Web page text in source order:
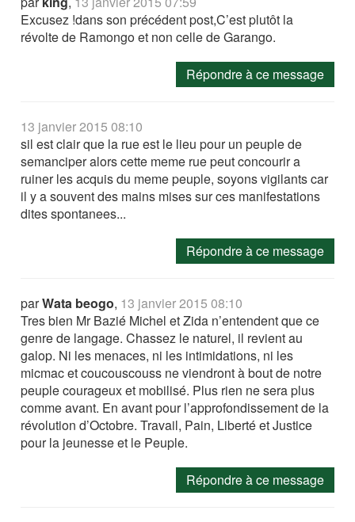
Excusez !dans son précédent post,C’est plutôt la
révolte de Ramongo et non celle de Garango.
Répondre à ce message
13 janvier 2015 08:10
sil est clair que la rue est le lieu pour un peuple de
semanciper alors cette meme rue peut concourir a
ruiner les acquis du meme peuple, soyons vigilants car
il y a souvent des mains mises sur ces manifestations
dites spontanees...
Répondre à ce message
parWata beogo, 13 janvier 2015 08:10
Tres bien Mr Bazié Michel et Zida n’entendent que ce
genre de langage. Chassez le naturel, il revient au
galop. Ni les menaces, ni les intimidations, ni les
micmac et coucouscouss ne viendront à bout de notre
peuple courageux et mobilisé. Plus rien ne sera plus
comme avant. En avant pour l’approfondissement de la
révolution d’Octobre. Travail, Pain, Liberté et Justice
pour la jeunesse et le Peuple.
Répondre à ce message